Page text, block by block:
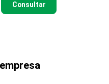
Consultar